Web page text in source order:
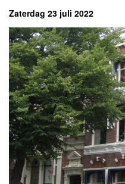
Zaterdag 23 juli 2022